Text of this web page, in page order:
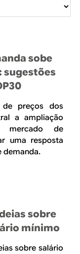
sobe
sugestões
de preços dos
a ampliação
mercado de
uma resposta
demanda.
sobre
mínimo
sobre salário